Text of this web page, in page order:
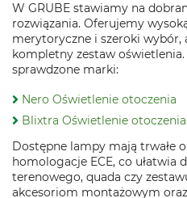
W GRUBE stawiamy na
rozwiązania. Oferujemy
merytoryczne i szeroki wybór,
kompletny zestaw oświetlenia.
sprawdzone marki:
Nero Oświetlenie otoczenia
Blixtra Oświetlenie otoczenia
Dostępne lampy mają trwałe
homologacje ECE, co ułatwia
terenowego, quada czy
akcesoriom montażowym